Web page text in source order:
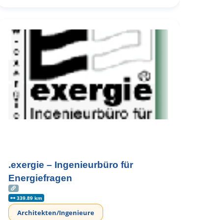
.exergie – Ingenieurbüro für
Energiefragen
339.89 km
Architekten/Ingenieure